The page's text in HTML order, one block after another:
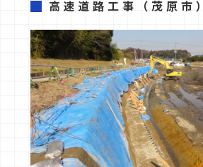
高速道路工事 （茂原市）